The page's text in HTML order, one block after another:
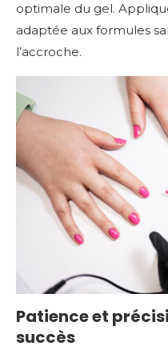
optimale du gel.
adaptée aux formules
l’accroche.
Patience et
succès